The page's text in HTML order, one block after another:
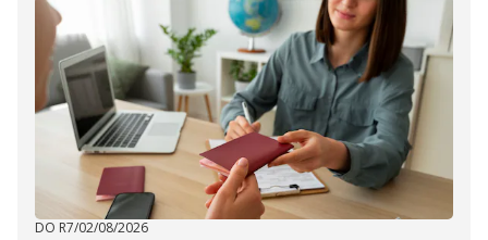
DO R7/02/08/2026